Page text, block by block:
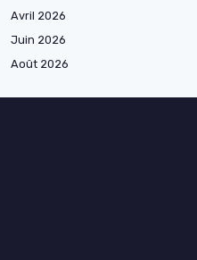
Avril 2026
Juin 2026
Août 2026